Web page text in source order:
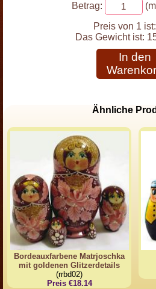
Betrag:
Preis von 1 ist:
Das Gewicht ist:
In den
Ähnliche
Bordeauxfarbene Matrjoschka
mit goldenen Glitzerdetails
(rrbd02)
Preis €18.14